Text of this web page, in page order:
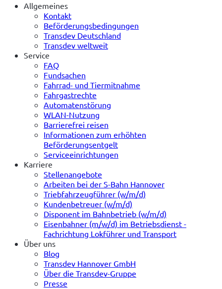
Allgemeines
Kontakt
Beförderungsbedingungen
Transdev Deutschland
Transdev weltweit
Service
FAQ
Fundsachen
Fahrrad- und Tiermitnahme
Fahrgastrechte
Automatenstörung
WLAN-Nutzung
Barrierefrei reisen
Informationen zum erhöhten
Beförderungsentgelt
Serviceeinrichtungen
Karriere
Stellenangebote
Arbeiten bei der S-Bahn Hannover
Triebfahrzeugführer (w/m/d)
Kundenbetreuer (w/m/d)
Disponent im Bahnbetrieb (w/m/d)
Eisenbahner (m/w/d) im Betriebsdienst -
Fachrichtung Lokführer und Transport
Über uns
Blog
Transdev Hannover GmbH
Über die Transdev-Gruppe
Presse